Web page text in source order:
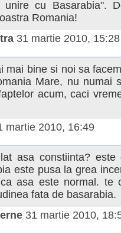
cu Basarabia".
Romania!
31 martie 2010, 15:28
mai bine si noi sa
Mare, nu numai
acum, caci
martie 2010, 16:49
asa constiinta? este
este pusa la grea
asa este normal. te
fata de basarabia.
31 martie 2010,